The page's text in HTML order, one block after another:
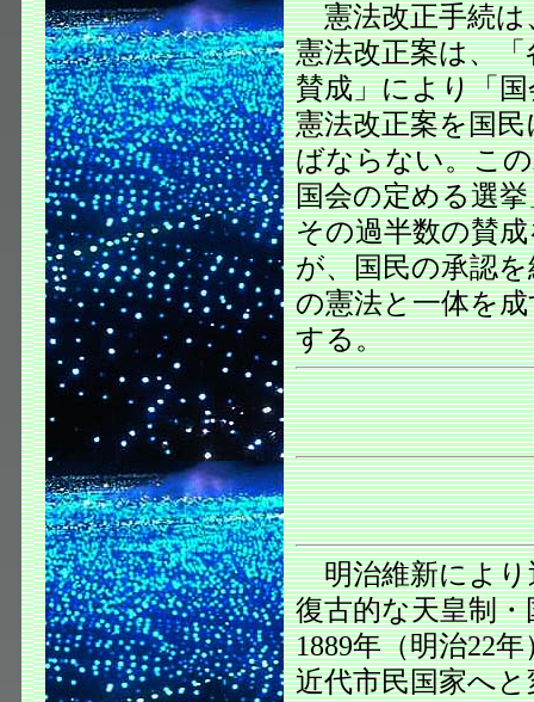
憲法改正手続は
憲法改正案は、
賛成」により「
憲法改正案を国
ばならない。こ
国会の定める選
その過半数の賛
が、国民の承認
の憲法と一体を
する。
明治維新により
復古的な天皇制
1889年（明治22
近代市民国家へ